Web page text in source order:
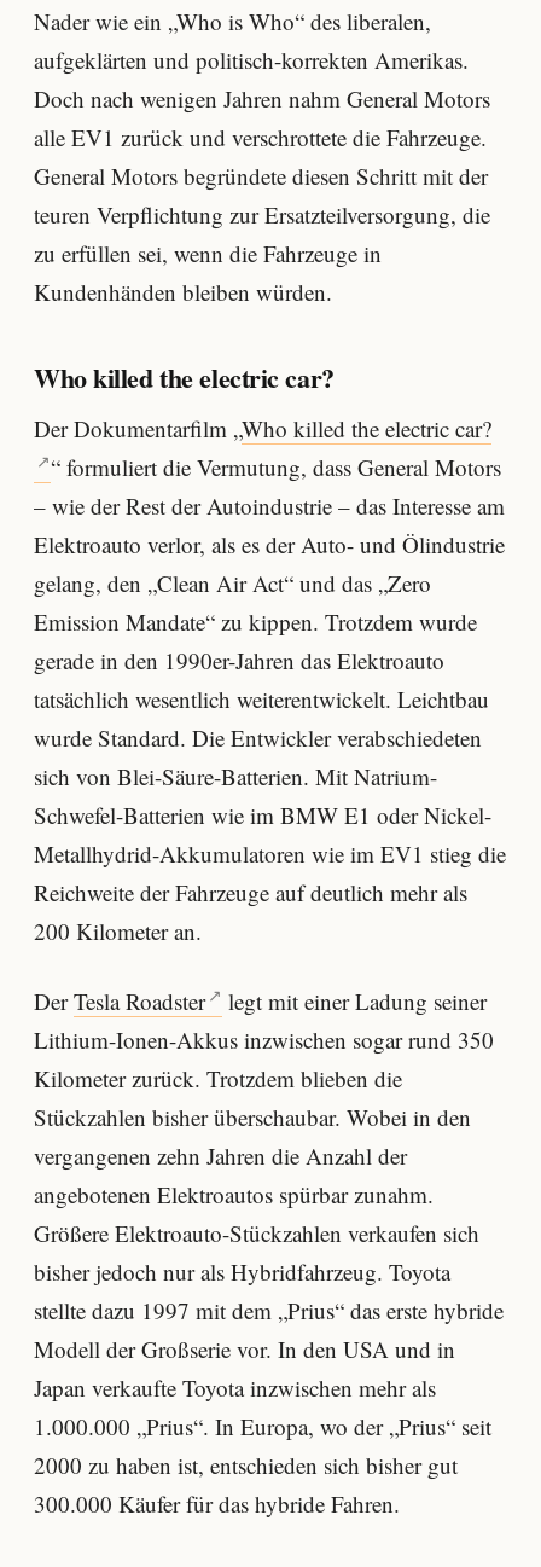
Nader wie ein „Who is Who“ des liberalen,
aufgeklärten und politisch-korrekten Amerikas.
Doch nach wenigen Jahren nahm General Motors
alle EV1 zurück und verschrottete die Fahrzeuge.
General Motors begründete diesen Schritt mit der
teuren Verpflichtung zur Ersatzteilversorgung, die
zu erfüllen sei, wenn die Fahrzeuge in
Kundenhänden bleiben würden.
Who killed the electric car?
Der Dokumentarfilm „Who killed the electric car?
“ formuliert die Vermutung, dass General Motors
– wie der Rest der Autoindustrie – das Interesse am
Elektroauto verlor, als es der Auto- und Ölindustrie
gelang, den „Clean Air Act“ und das „Zero
Emission Mandate“ zu kippen. Trotzdem wurde
gerade in den 1990er-Jahren das Elektroauto
tatsächlich wesentlich weiterentwickelt. Leichtbau
wurde Standard. Die Entwickler verabschiedeten
sich von Blei-Säure-Batterien. Mit Natrium-
Schwefel-Batterien wie im BMW E1 oder Nickel-
Metallhydrid-Akkumulatoren wie im EV1 stieg die
Reichweite der Fahrzeuge auf deutlich mehr als
200 Kilometer an.
DerTesla Roadster
legt mit einer Ladung seiner
Lithium-Ionen-Akkus inzwischen sogar rund 350
Kilometer zurück. Trotzdem blieben die
Stückzahlen bisher überschaubar. Wobei in den
vergangenen zehn Jahren die Anzahl der
angebotenen Elektroautos spürbar zunahm.
Größere Elektroauto-Stückzahlen verkaufen sich
bisher jedoch nur als Hybridfahrzeug. Toyota
stellte dazu 1997 mit dem „Prius“ das erste hybride
Modell der Großserie vor. In den USA und in
Japan verkaufte Toyota inzwischen mehr als
1.000.000 „Prius“. In Europa, wo der „Prius“ seit
2000 zu haben ist, entschieden sich bisher gut
300.000 Käufer für das hybride Fahren.